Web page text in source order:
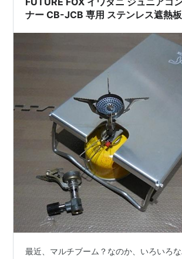
た。 リンク アミカスの魅力 とにかくコ
ナー CB-JCB 専用 ステンレス遮熱
最近、マルチブーム？なのか、いろいろ